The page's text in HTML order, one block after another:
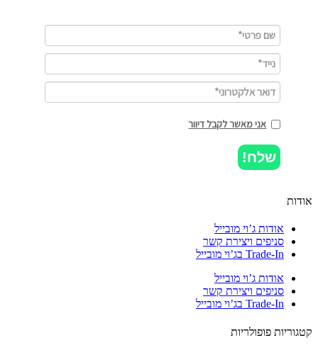
אני מאשר לקבל דיוור
שלח!
אודות ג’וי מובייל
סניפים ויצירת קשר
Trade-In בג’וי מובייל
אודות ג’וי מובייל
סניפים ויצירת קשר
Trade-In בג’וי מובייל
פופולריות